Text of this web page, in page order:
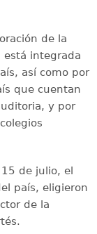
de la
está integrada
así como por
que cuentan
y por
de julio, el
país, eligieron
de la